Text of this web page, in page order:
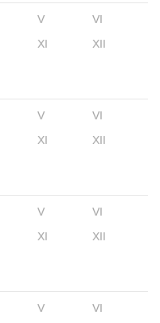
V
VI
XI XII
V
VI
XI XII
V
VI
XI XII
V
VI